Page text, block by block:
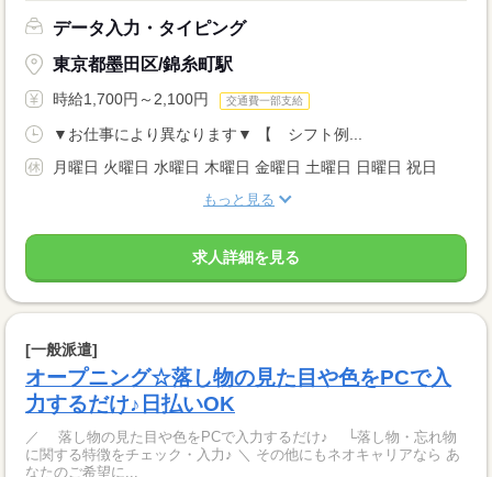
データ入力・タイピング
東京都墨田区/錦糸町駅
時給1,700円～2,100円 交通費一部支給
▼お仕事により異なります▼ 【 シフト例...
月曜日 火曜日 水曜日 木曜日 金曜日 土曜日 日曜日 祝日
もっと見る
求人詳細を見る
[一般派遣]
オープニング☆落し物の見た目や色をPCで入
力するだけ♪日払いOK
／ 落し物の見た目や色をPCで入力するだけ♪ └落し物・忘れ物
に関する特徴をチェック・入力♪ ＼ その他にもネオキャリアなら あ
なたのご希望に...